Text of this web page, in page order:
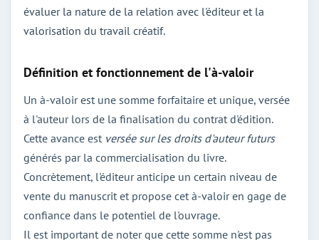
évaluer la nature de la relation avec l'éditeur et la
valorisation du travail créatif.
Définition et fonctionnement de l'à-valoir
Un à-valoir est une somme forfaitaire et unique, versée
à l'auteur lors de la finalisation du contrat d'édition.
Cette avance est versée sur les droits d'auteur futurs
générés par la commercialisation du livre.
Concrètement, l'éditeur anticipe un certain niveau de
vente du manuscrit et propose cet à-valoir en gage de
confiance dans le potentiel de l'ouvrage.
Il est important de noter que cette somme n'est pas